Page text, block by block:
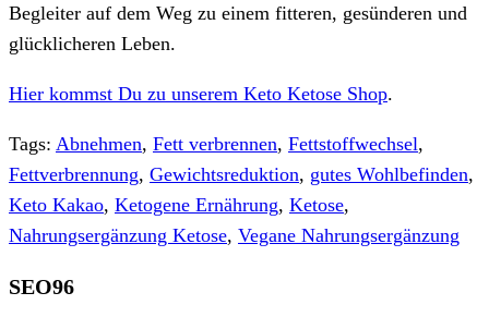
Begleiter auf dem Weg zu einem fitteren, gesünderen und
glücklicheren Leben.
Hier kommst Du zu unserem Keto Ketose Shop.
Tags: Abnehmen, Fett verbrennen, Fettstoffwechsel,
Fettverbrennung, Gewichtsreduktion, gutes Wohlbefinden,
Keto Kakao, Ketogene Ernährung, Ketose,
Nahrungsergänzung Ketose, Vegane Nahrungsergänzung
SEO96